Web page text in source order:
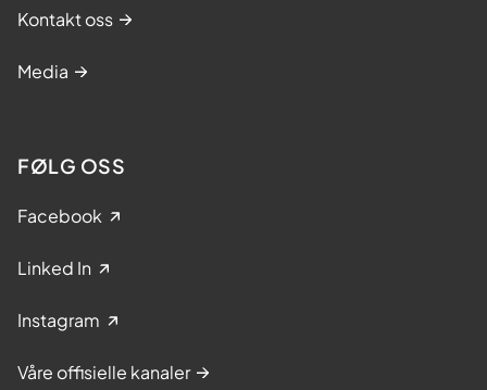
Kontakt oss
Media
FØLG OSS
Facebook
Linked In
Instagram
Våre offisielle kanaler